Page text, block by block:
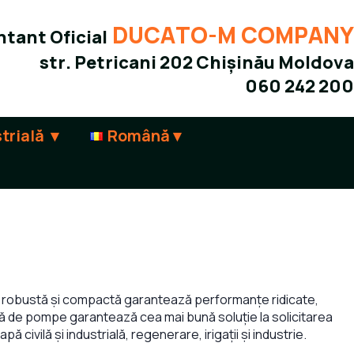
Oficial DUCATO-M COMPANY
str. Petricani 202 Chișinău Moldova
060 242 200
Română
și compactă garantează performanțe ridicate,
pompe garantează cea mai bună soluție la solicitarea
civilă și industrială, regenerare, irigații și industrie.